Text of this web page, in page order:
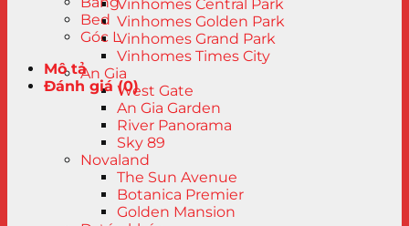
Vinhomes Central Park
Vinhomes Golden Park
Vinhomes Grand Park
Vinhomes Times City
An Gia
West Gate
An Gia Garden
River Panorama
Sky 89
Novaland
The Sun Avenue
Botanica Premier
Golden Mansion
Bed
Góc L
Mô tả
Đánh giá (0)